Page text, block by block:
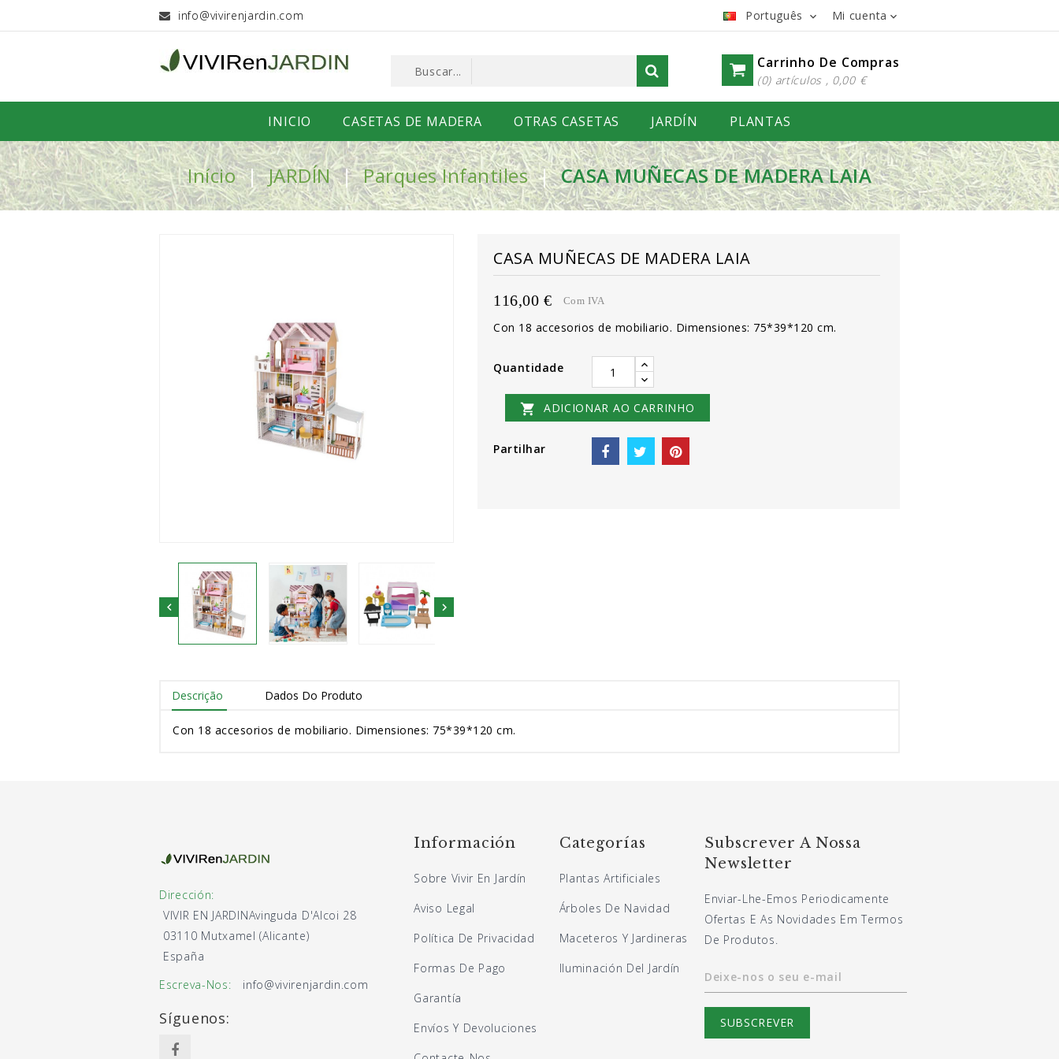
info@vivirenjardin.com Mi cuenta 
Português 
Carrinho De Compras
(0) artículos , 0,00 €
INICIO CASETAS DE MADERA OTRAS CASETAS JARDÍN PLANTAS
Início JARDÍN Parques Infantiles CASA MUÑECAS DE MADERA LAIA
 
CASA MUÑECAS DE MADERA LAIA
116,00 € Com IVA
Con 18 accesorios de mobiliario. Dimensiones: 75*39*120 cm.
Quantidade
 ADICIONAR AO CARRINHO
Partilhar
Descrição Dados Do Produto
Con 18 accesorios de mobiliario. Dimensiones: 75*39*120 cm.
Dirección:
VIVIR EN JARDINAvinguda D'Alcoi 28
03110 Mutxamel (Alicante)
España
Escreva-Nos:
info@vivirenjardin.com
Síguenos:
Información
Sobre Vivir En Jardín
Aviso Legal
Política De Privacidad
Formas De Pago
Garantía
Envíos Y Devoluciones
Categorías
Plantas Artificiales
Árboles De Navidad
Maceteros Y Jardineras
Iluminación Del Jardín
Subscrever A Nossa
Newsletter
Enviar-Lhe-Emos Periodicamente
Ofertas E As Novidades Em Termos
De Produtos.
Deixe-nos o seu e-mail